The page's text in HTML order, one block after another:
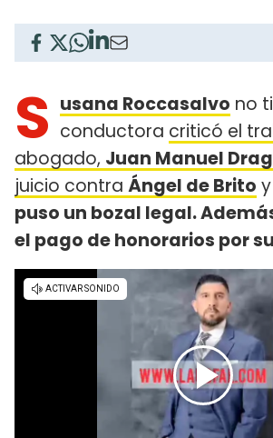
S usana Roccasalvo no
conductora criticó el
abogado, Juan Manuel
juicio contra Ángel de Brito y
puso un bozal legal.
el pago de honorarios por